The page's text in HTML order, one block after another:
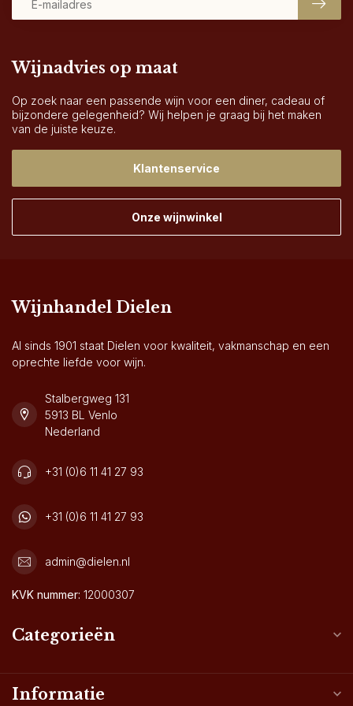
Wijnadvies op maat
Op zoek naar een passende wijn voor een diner, cadeau of
bijzondere gelegenheid? Wij helpen je graag bij het maken
van de juiste keuze.
Klantenservice
Onze wijnwinkel
Wijnhandel Dielen
Al sinds 1901 staat Dielen voor kwaliteit, vakmanschap en een
oprechte liefde voor wijn.
Stalbergweg 131
5913 BL Venlo
Nederland
+31 (0)6 11 41 27 93
+31 (0)6 11 41 27 93
admin@dielen.nl
KVK nummer: 12000307
Categorieën
Informatie